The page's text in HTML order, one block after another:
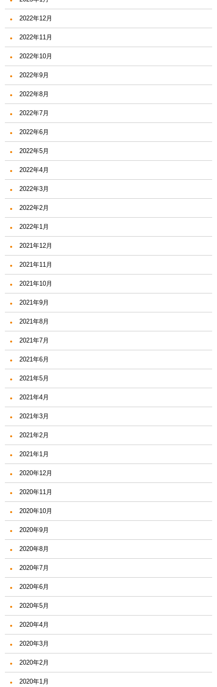
2022年12月
2022年11月
2022年10月
2022年9月
2022年8月
2022年7月
2022年6月
2022年5月
2022年4月
2022年3月
2022年2月
2022年1月
2021年12月
2021年11月
2021年10月
2021年9月
2021年8月
2021年7月
2021年6月
2021年5月
2021年4月
2021年3月
2021年2月
2021年1月
2020年12月
2020年11月
2020年10月
2020年9月
2020年8月
2020年7月
2020年6月
2020年5月
2020年4月
2020年3月
2020年2月
2020年1月